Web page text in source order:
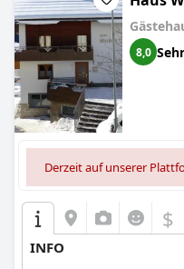
8,0
Derzeit auf unserer
$
INFO